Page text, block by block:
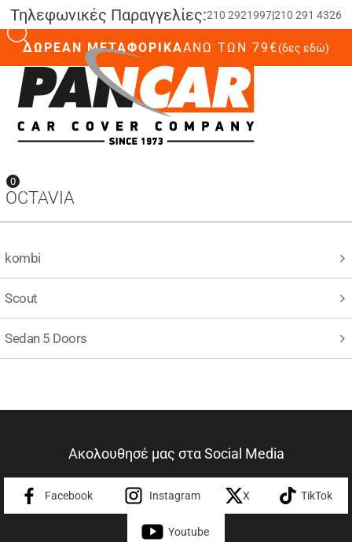
Τηλεφωνικές Παραγγελίες:210 2921997|210 291 4326
ΔΩΡΕΑΝ ΜΕΤΑΦΟΡΙΚΑΆΝΩ ΤΩΝ 79€(δες εδώ)
0
OCTAVIA
kombi
Scout
Sedan 5 Doors
Ακολουθησέ μας στα Social Media
Facebook Instagram X TikTok
Youtube